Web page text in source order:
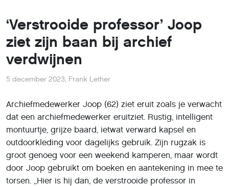
‘Verstrooide professor’ Joop
ziet zijn baan bij archief
verdwijnen
5 december 2023, Frank Lether
Archiefmedewerker Joop (62) ziet eruit zoals je verwacht
dat een archiefmedewerker eruitziet. Rustig, intelligent
montuurtje, grijze baard, ietwat verward kapsel en
outdoorkleding voor dagelijks gebruik. Zijn rugzak is
groot genoeg voor een weekend kamperen, maar wordt
door Joop gebruikt om boeken en aantekening in mee te
torsen. ,,Hier is hij dan, de verstrooide professor in